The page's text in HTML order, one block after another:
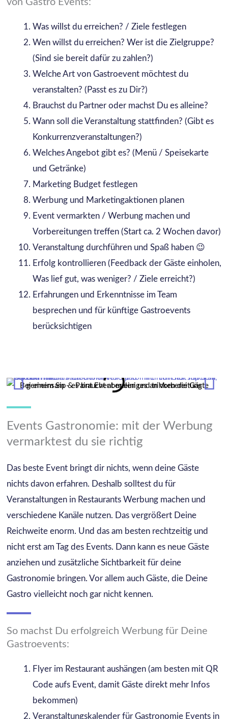
von Gastro Events:
Was willst du erreichen? / Ziele festlegen
Wen willst du erreichen? Wer ist die Zielgruppe?
(Sind sie bereit dafür zu zahlen?)
Welche Art von Gastroevent möchtest du
veranstalten? (Passt es zu Dir?)
Brauchst du Partner oder machst Du es alleine?
Wann soll die Veranstaltung stattfinden? (Gibt es
Konkurrenzveranstaltungen?)
Welches Angebot gibt es? (Menü / Speisekarte
und Getränke)
Marketing Budget festlegen
Werbung und Marketingaktionen planen
Event vermarkten / Werbung machen und
Vorbereitungen treffen (Start ca. 2 Wochen davor)
Veranstaltung durchführen und Spaß haben 😉
Erfolg kontrollieren (Feedback der Gäste einholen,
Was lief gut, was weniger? / Ziele erreicht?)
Erfahrungen und Erkenntnisse im Team
besprechen und für künftige Gastroevents
berücksichtigen
Bei einem Sip & Paint Event malen und trinken die Gäste gemeinsam - es braucht aber einiges an Vorbereitung
Events Gastronomie: mit der Werbung
vermarktest du sie richtig
Das beste Event bringt dir nichts, wenn deine Gäste
nichts davon erfahren. Deshalb solltest du für
Veranstaltungen in Restaurants Werbung machen und
verschiedene Kanäle nutzen. Das vergrößert Deine
Reichweite enorm. Und das am besten rechtzeitig und
nicht erst am Tag des Events. Dann kann es neue Gäste
anziehen und zusätzliche Sichtbarkeit für deine
Gastronomie bringen. Vor allem auch Gäste, die Deine
Gastro vielleicht noch gar nicht kennen.
So machst Du erfolgreich Werbung für Deine
Gastroevents:
Flyer im Restaurant aushängen (am besten mit QR
Code aufs Event, damit Gäste direkt mehr Infos
bekommen)
Veranstaltungskalender für Gastronomie Events in